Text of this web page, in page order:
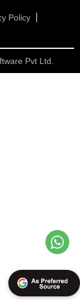
Policy
Pvt Ltd.